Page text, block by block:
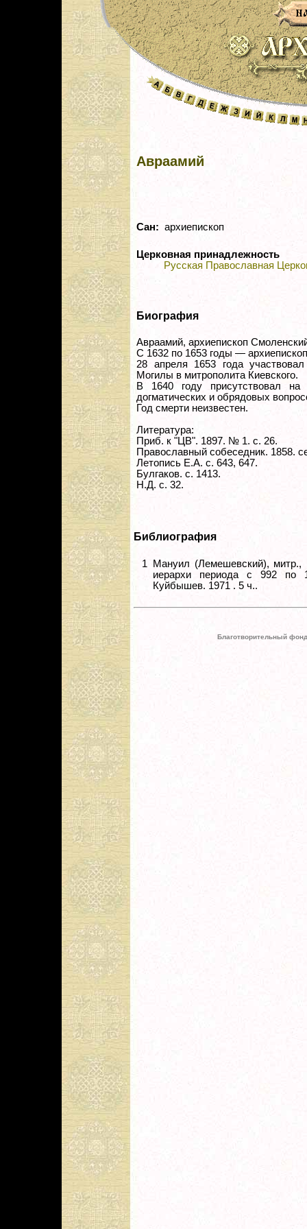
Авраамий
Сан: архиепископ
Церковная принадлежность
Русская Православная
Биография
Авраамий, архиепископ
С 1632 по 1653 годы —
28 апреля 1653 года
Могилы в митрополита Киевского.
В 1640 году присутствовал
догматических и обрядовых
Год смерти неизвестен.
Литература:
Приб. к "ЦВ". 1897. № 1. с. 26.
Православный собеседник. 1858.
Летопись Е.А. с. 643, 647.
Булгаков. с. 1413.
Н.Д. с. 32.
Библиография
1
Мануил (Лемешевский),
иерархи периода с 992 по
Куйбышев. 1971 . 5 ч..
Благотворительный